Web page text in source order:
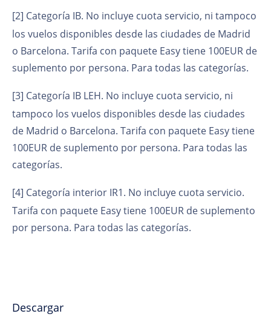
[2] Categoría IB. No incluye cuota servicio, ni tampoco
los vuelos disponibles desde las ciudades de Madrid
o Barcelona. Tarifa con paquete Easy tiene 100EUR de
suplemento por persona. Para todas las categorías.
[3] Categoría IB LEH. No incluye cuota servicio, ni
tampoco los vuelos disponibles desde las ciudades
de Madrid o Barcelona. Tarifa con paquete Easy tiene
100EUR de suplemento por persona. Para todas las
categorías.
[4] Categoría interior IR1. No incluye cuota servicio.
Tarifa con paquete Easy tiene 100EUR de suplemento
por persona. Para todas las categorías.
Descargar